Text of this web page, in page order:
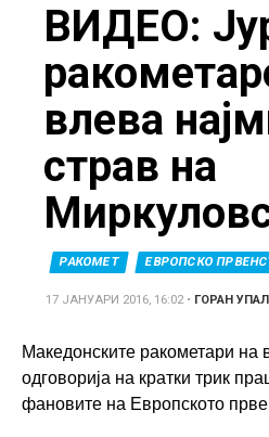
here
ВИДЕО:
влева
страв на
РАКОМЕТ ЕВРОПСКО
17 ЈАНУАРИ 2016, 16:02• ГОРАН
Македонските ракометари на
одговорија на кратки трик
фановите на Европското